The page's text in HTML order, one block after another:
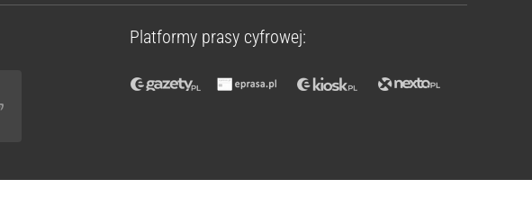
Platformy prasy cyfrowej: